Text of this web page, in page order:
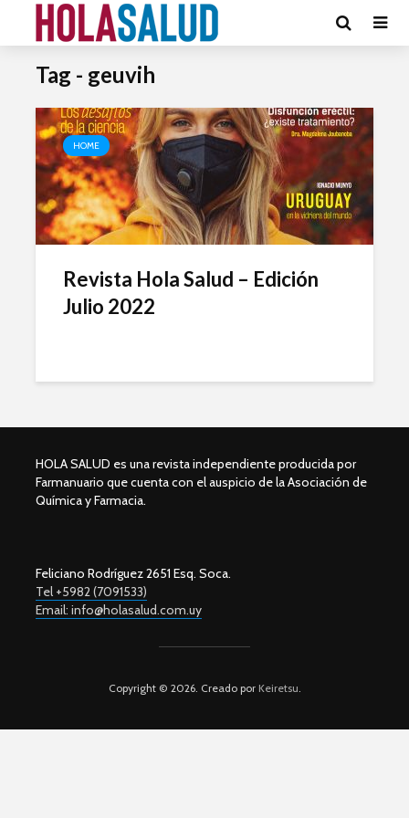
Tag - geuvih
HOME
Revista Hola Salud – Edición
Julio 2022
HOLA SALUD es una revista independiente producida por
Farmanuario que cuenta con el auspicio de la Asociación de
Química y Farmacia.
Feliciano Rodríguez 2651 Esq. Soca.
Tel +5982 (7091533)
Email: info@holasalud.com.uy
Copyright © 2026. Creado porKeiretsu.